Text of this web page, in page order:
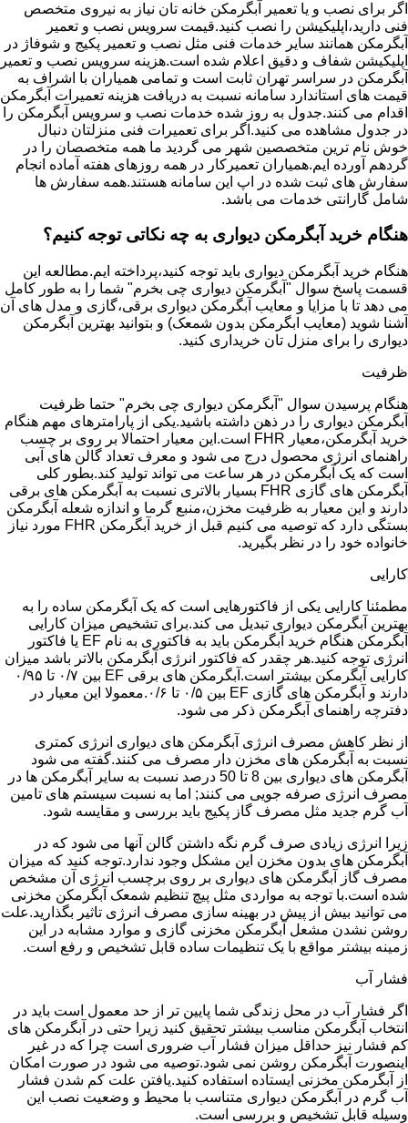
اگر برای نصب و یا تعمیر آبگرمکن خانه تان نیاز به نیروی متخصص
فنی دارید،اپلیکیشن را نصب کنید.قیمت سرویس نصب و تعمیر
آبگرمکن همانند سایر خدمات فنی مثل نصب و تعمیر پکیج و شوفاژ در
اپلیکیشن شفاف و دقیق اعلام شده است.هزینه سرویس نصب و تعمیر
آبگرمکن در سراسر تهران ثابت است و تمامی همیاران با اشراف به
قیمت های استاندارد سامانه نسبت به دریافت هزینه تعمیرات آبگرمکن
اقدام می کنند.جدول به روز شده خدمات نصب و سرویس آبگرمکن را
در جدول مشاهده می کنید.اگر برای تعمیرات فنی منزلتان دنبال
خوش نام ترین متخصصین شهر می گردید ما همه متخصصان را در
گردهم آورده ایم.همیاران تعمیرکار در همه روزهای هفته آماده انجام
سفارش های ثبت شده در اپ این سامانه هستند.همه سفارش ها
شامل گارانتی خدمات می باشد.
هنگام خرید آبگرمکن دیواری به چه نکاتی توجه کنیم؟
هنگام خرید آبگرمکن دیواری باید توجه کنید،پرداخته ایم.مطالعه این
قسمت پاسخ سوال "آبگرمکن دیواری چی بخرم" شما را به طور کامل
می دهد تا با مزایا و معایب آبگرمکن دیواری برقی،گازی و مدل های آن
آشنا شوید (معایب ابگرمکن بدون شمعک) و بتوانید بهترین آبگرمکن
دیواری را برای منزل تان خریداری کنید.
ظرفیت
هنگام پرسیدن سوال "آبگرمکن دیواری چی بخرم" حتما ظرفیت
آبگرمکن دیواری را در ذهن داشته باشید.یکی از پارامترهای مهم هنگام
خرید آبگرمکن،معیار FHR است.این معیار احتمالا بر روی بر چسب
راهنمای انرژی محصول درج می شود و معرف تعداد گالن های آبی
است که یک آبگرمکن در هر ساعت می تواند تولید کند.بطور کلی
آبگرمکن های گازی FHR بسیار بالاتری نسبت به آبگرمکن های برقی
دارند و این معیار به ظرفیت مخزن،منبع گرما و اندازه شعله آبگرمکن
بستگی دارد که توصیه می کنیم قبل از خرید آبگرمکن FHR مورد نیاز
خانواده خود را در نظر بگیرید.
کارایی
مطمئنا کارایی یکی از فاکتورهایی است که یک آبگرمکن ساده را به
بهترین آبگرمکن دیواری تبدیل می کند.برای تشخیص میزان کارایی
آبگرمکن هنگام خرید آبگرمکن باید به فاکتوری به نام EF یا فاکتور
انرژی توجه کنید.هر چقدر که فاکتور انرژی آبگرمکن بالاتر باشد میزان
کارایی آبگرمکن بیشتر است.آبگرمکن های برقی EF بین ۰/۷ تا ۰/۹۵
دارند و آبگرمکن های گازی EF بین ۰/۵ تا ۰/۶.معمولا این معیار در
دفترچه راهنمای آبگرمکن ذکر می شود.
از نظر کاهش مصرف انرژی آبگرمکن های دیواری انرژی کمتری
نسبت به آبگرمکن های مخزن دار مصرف می کنند.گفته می شود
آبگرمکن های دیواری بین 8 تا 50 درصد نسبت به سایر آبگرمکن ها در
مصرف انرژی صرفه جویی می کنند; اما به نسبت سیستم های تامین
آب گرم جدید مثل مصرف گاز پکیج باید بررسی و مقایسه شود.
زیرا انرژی زیادی صرف گرم نگه داشتن گالن آنها می شود که در
آبگرمکن های بدون مخزن این مشکل وجود ندارد.توجه کنید که میزان
مصرف گاز آبگرمکن های دیواری بر روی برچسب انرژی آن مشخص
شده است.با توجه به مواردی مثل پیچ تنظیم شمعک آبگرمکن مخزنی
می توانید بیش از پیش در بهینه سازی مصرف انرژی تاثیر بگذارید.علت
روشن نشدن مشعل آبگرمکن مخزنی گازی و موارد مشابه در این
زمینه بیشتر مواقع با یک تنظیمات ساده قابل تشخیص و رفع است.
فشار آب
اگر فشار آب در محل زندگی شما پایین تر از حد معمول است باید در
انتخاب آبگرمکن مناسب بیشتر تحقیق کنید زیرا حتی در آبگرمکن های
کم فشار نیز حداقل میزان فشار آب ضروری است چرا که در غیر
اینصورت آبگرمکن روشن نمی شود.توصیه می شود در صورت امکان
از آبگرمکن مخزنی ایستاده استفاده کنید.یافتن علت کم شدن فشار
آب گرم در آبگرمکن دیواری متناسب با محیط و وضعیت نصب این
وسیله قابل تشخیص و بررسی است.